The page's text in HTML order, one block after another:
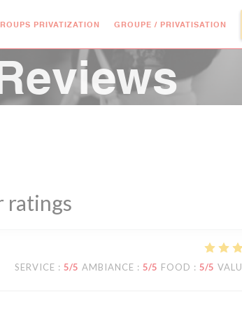
PRIVATIZATION GROUPE / PRIVATISATION
ratings
SERVICE : 5/5 AMBIANCE : 5/5 FOOD : 5/5